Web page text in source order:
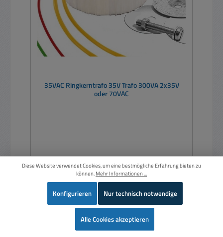
35VAC Ringkerntrafo 35V Trafo 300VA 2x35V
oder 70VAC
Regulärer Preis:
115,00 €
Preise inkl. MwSt. zzgl. Versandkosten
In den Warenkorb
Diese Website verwendet Cookies, um eine bestmögliche Erfahrung bieten zu
können.Mehr Informationen ...
Nur technisch notwendige
Konfigurieren
Alle Cookies akzeptieren